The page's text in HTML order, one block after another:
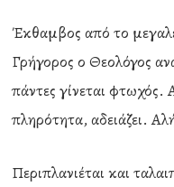
Έκθαμβος από το
Γρήγορος ο Θεολόγος
πάντες γίνεται φτωχός.
πληρότητα, αδειάζει.
Περιπλανιέται και